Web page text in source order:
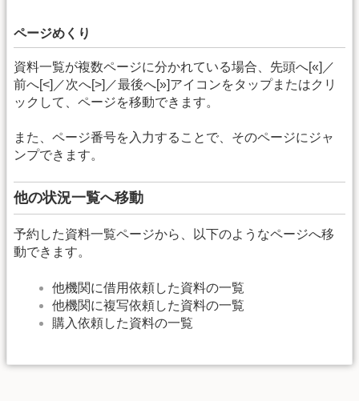
ページめくり
資料一覧が複数ページに分かれている場合、先頭へ[«]／
前へ[<]／次へ[>]／最後へ[»]アイコンをタップまたはクリ
ックして、ページを移動できます。
また、ページ番号を入力することで、そのページにジャ
ンプできます。
他の状況一覧へ移動
予約した資料一覧ページから、以下のようなページへ移
動できます。
他機関に借用依頼した資料の一覧
他機関に複写依頼した資料の一覧
購入依頼した資料の一覧